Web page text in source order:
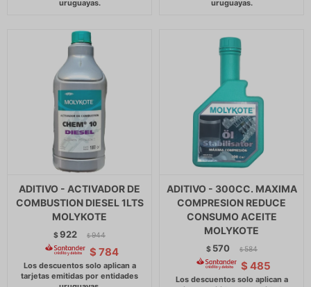
ADITIVO - ACTIVADOR DE
COMBUSTION DIESEL 1LTS
MOLYKOTE
$922 $ 944
$ 784
ADITIVO - 300CC. MAXIMA
COMPRESION REDUCE
CONSUMO ACEITE
MOLYKOTE
$ 570 $ 584
$ 485